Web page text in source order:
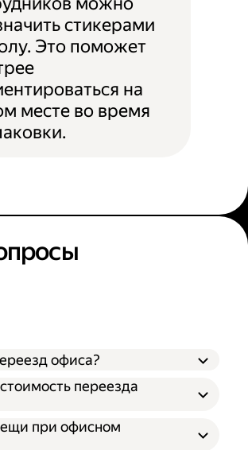
стикерами
Это поможет
на
месте во время
офиса?
автомобиля;
от текущего до нового офиса;
переезда
при офисном